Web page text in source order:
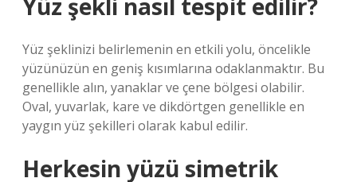
Yüz şekli nasıl tespit edilir?
Yüz şeklinizi belirlemenin en etkili yolu, öncelikle
yüzünüzün en geniş kısımlarına odaklanmaktır. Bu
genellikle alın, yanaklar ve çene bölgesi olabilir.
Oval, yuvarlak, kare ve dikdörtgen genellikle en
yaygın yüz şekilleri olarak kabul edilir.
Herkesin yüzü simetrik